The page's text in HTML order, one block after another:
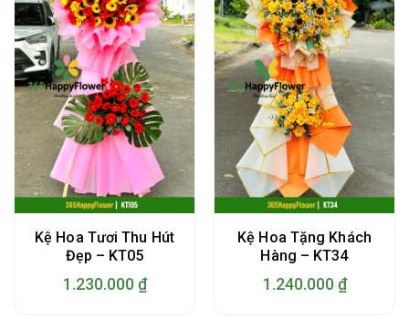
Kệ Hoa Tươi Thu Hút
Đẹp – KT05
1.230.000 ₫
Kệ Hoa Tặng Khách
Hàng – KT34
1.240.000 ₫